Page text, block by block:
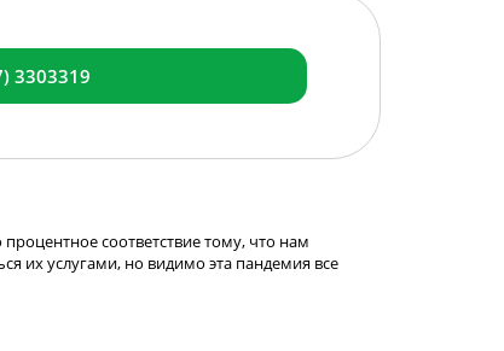
3303319
соответствие тому, что нам
их услугами, но видимо эта пандемия все